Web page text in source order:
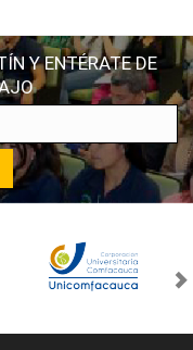
Y ENTÉRATE DE